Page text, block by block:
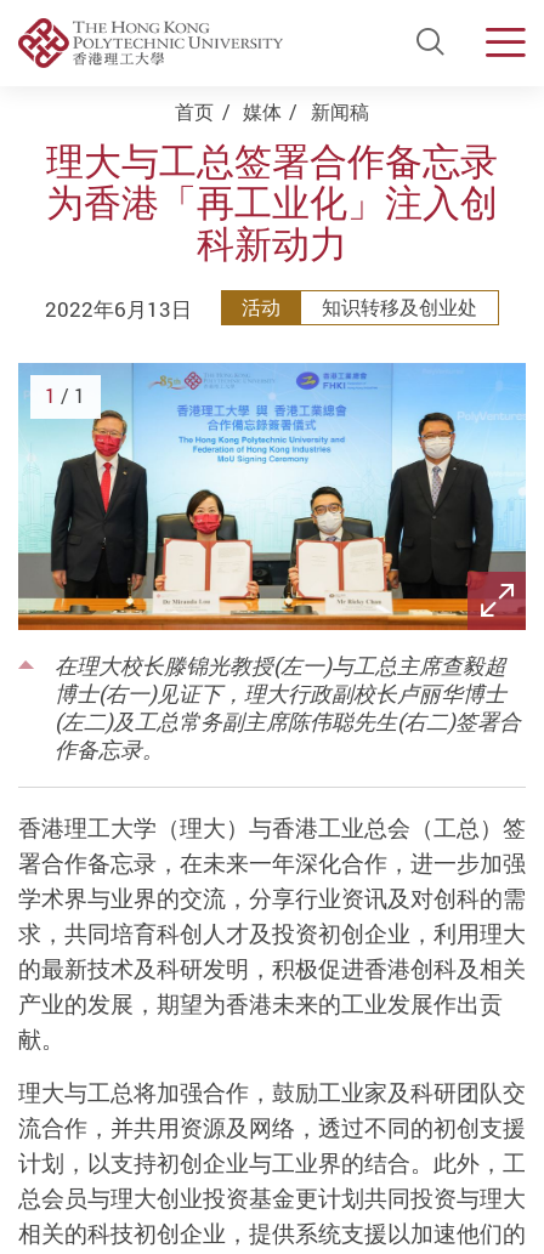
Open
Start main content首页 媒体 新闻稿
理大与工总签署合作备忘录
为香港「再工业化」注入创
科新动力
2022年6月13日 活动 知识转移及创业处
在理大校长滕锦光教授(左一)与工总主席查毅超
博士(右一)见证下，理大行政副校长卢丽华博士
(左二)及工总常务副主席陈伟聪先生(右二)签署合
作备忘录。
1 / 1
香港理工大学（理大）与香港工业总会（工总）签
署合作备忘录，在未来一年深化合作，进一步加强
学术界与业界的交流，分享行业资讯及对创科的需
求，共同培育科创人才及投资初创企业，利用理大
的最新技术及科研发明，积极促进香港创科及相关
产业的发展，期望为香港未来的工业发展作出贡
献。
理大与工总将加强合作，鼓励工业家及科研团队交
流合作，并共用资源及网络，透过不同的初创支援
计划，以支持初创企业与工业界的结合。此外，工
总会员与理大创业投资基金更计划共同投资与理大
相关的科技初创企业，提供系统支援以加速他们的